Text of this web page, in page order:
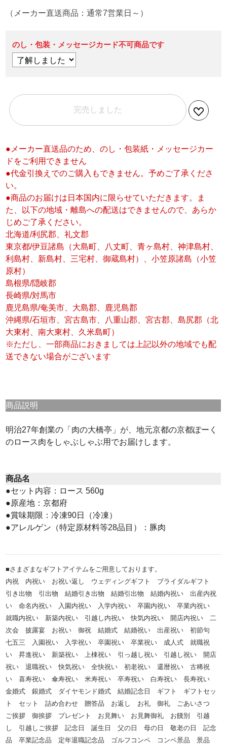
（メーカー直送商品：通常7営業日～）
のし・包装・メッセージカード不可商品です
完売しました
●メーカー直送品のため、のし・包装紙・メッセージカー
ドをご利用できません
●代金引換えでのご購入もできません。予めご了承くださ
い。
●商品のお届けは日本国内に限らせていただきます。ま
た、以下の地域・離島への配送はできませんので、あらか
じめご了承ください。
北海道/利尻郡、礼文郡
東京都/伊豆諸島（大島町、八丈町、青ヶ島村、神津島村、
利島村、新島村、三宅村、御蔵島村）、小笠原諸島（小笠
原村）
島根県/隠岐郡
長崎県/対馬市
鹿児島県/奄美市、大島郡、鹿児島郡
沖縄県/石垣市、宮古島市、八重山郡、宮古郡、島尻郡（北
大東村、南大東村、久米島町）
※ただし、一部商品におきましては上記以外の地域でも配
送できない場合がございます
商品説明
明治27年創業の「肉の大橋亭」が、地元京都の京都ぽーく
のロース肉をしゃぶしゃぶ用でお届けします。
商品名
●セット内容：ロース 560g
●原産地：京都府
●賞味期限：冷凍90日（冷凍）
●アレルゲン（特定原材料等28品目）：豚肉
■さまざまなギフトアイテムをご用意しております。
内祝 内祝い お祝い返し ウェディングギフト ブライダルギフト
引き出物 引出物 結婚引き出物 結婚引出物 結婚内祝い 出産内祝
い 命名内祝い 入園内祝い 入学内祝い 卒園内祝い 卒業内祝い
就職内祝い 新築内祝い 引越し内祝い 快気内祝い 開店内祝い 二
次会 披露宴 お祝い 御祝 結婚式 結婚祝い 出産祝い 初節句
七五三 入園祝い 入学祝い 卒園祝い 卒業祝い 成人式 就職祝
い 昇進祝い 新築祝い 上棟祝い 引っ越し祝い 引越し祝い 開店
祝い 退職祝い 快気祝い 全快祝い 初老祝い 還暦祝い 古稀祝
い 喜寿祝い 傘寿祝い 米寿祝い 卒寿祝い 白寿祝い 長寿祝い
金婚式 銀婚式 ダイヤモンド婚式 結婚記念日 ギフト ギフトセッ
ト セット 詰め合わせ 贈答品 お返し お礼 御礼 ごあいさつ
ご挨拶 御挨拶 プレゼント お見舞い お見舞御礼 お餞別 引越
し 引越しご挨拶 記念日 誕生日 父の日 母の日 敬老の日 記念
品 卒業記念品 定年退職記念品 ゴルフコンペ コンペ景品 景品